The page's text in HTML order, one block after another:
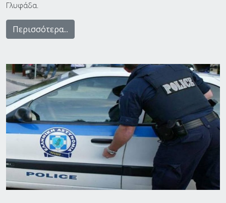
Γλυφάδα.
Περισσότερα...